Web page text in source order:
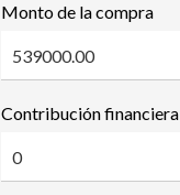
Monto de la compra
Contribución financiera